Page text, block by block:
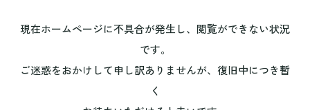
現在ホームページに不具合が発生し、閲覧ができない状況
です。
ご迷惑をおかけして申し訳ありませんが、復旧中につき暫
く